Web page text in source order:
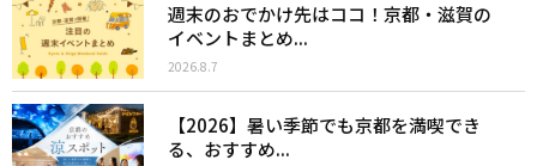
週末のおでかけ先はココ！京都・滋賀の
イベントまとめ...
2026.8.7
【2026】暑い季節でも京都を満喫でき
る、おすすめ...